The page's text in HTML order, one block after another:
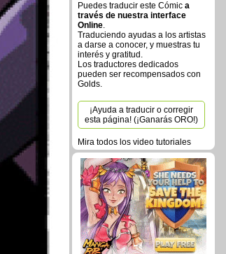
Puedes traducir este Cómic a
través de nuestra interface
Online.
Traduciendo ayudas a los artistas
a darse a conocer, y muestras tu
interés y gratitud.
Los traductores dedicados
pueden ser recompensados con
Golds.
¡Ayuda a traducir o corregir
esta página! (¡Ganarás ORO!)
Mira todos los video tutoriales